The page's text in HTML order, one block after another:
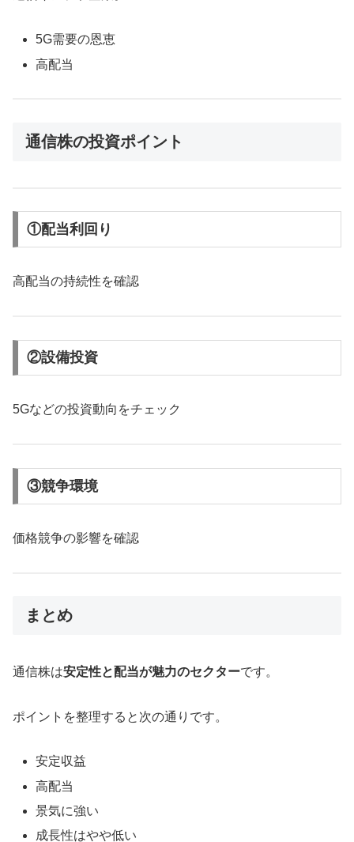
5G需要の恩恵
高配当
通信株の投資ポイント
①配当利回り
高配当の持続性を確認
②設備投資
5Gなどの投資動向をチェック
③競争環境
価格競争の影響を確認
まとめ
通信株は安定性と配当が魅力のセクターです。
ポイントを整理すると次の通りです。
安定収益
高配当
景気に強い
成長性はやや低い